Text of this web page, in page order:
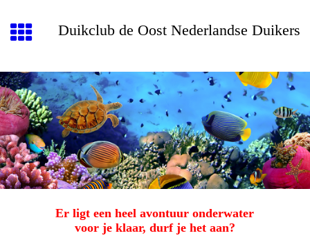
Duikclub de Oost Nederlandse Duikers
Er ligt een heel avontuur onderwater
voor je klaar, durf je het aan?